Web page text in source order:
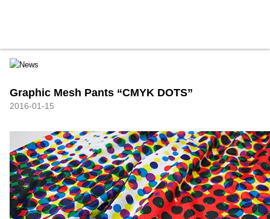
Graphic Mesh Pants “CMYK DOTS”
2016-01-15